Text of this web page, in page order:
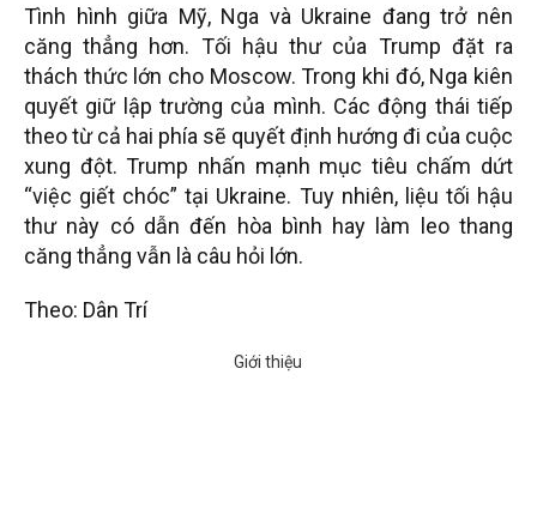
Tình hình giữa Mỹ, Nga và Ukraine đang trở nên
căng thẳng hơn. Tối hậu thư của Trump đặt ra
thách thức lớn cho Moscow. Trong khi đó, Nga kiên
quyết giữ lập trường của mình. Các động thái tiếp
theo từ cả hai phía sẽ quyết định hướng đi của cuộc
xung đột. Trump nhấn mạnh mục tiêu chấm dứt
“việc giết chóc” tại Ukraine. Tuy nhiên, liệu tối hậu
thư này có dẫn đến hòa bình hay làm leo thang
căng thẳng vẫn là câu hỏi lớn.
Theo: Dân Trí